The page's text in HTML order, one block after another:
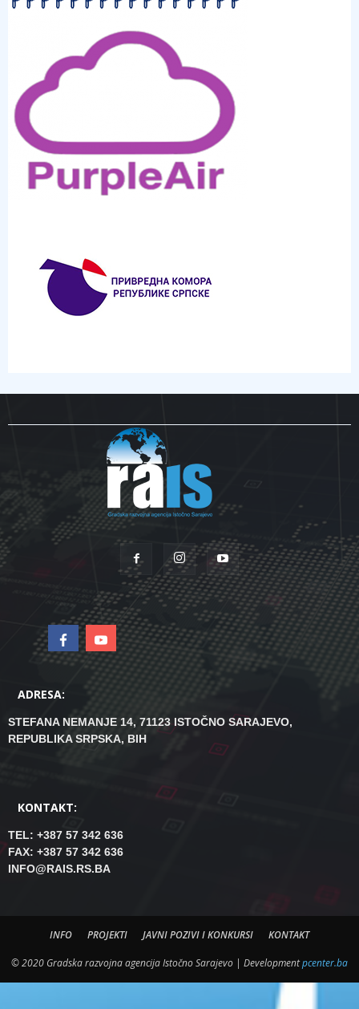
ADRESA:
STEFANA NEMANJE 14, 71123 ISTOČNO SARAJEVO,
REPUBLIKA SRPSKA, BIH
KONTAKT:
TEL: +387 57 342 636
FAX: +387 57 342 636
INFO@RAIS.RS.BA
INFO PROJEKTI JAVNI POZIVI I KONKURSI KONTAKT
© 2020 Gradska razvojna agencija Istočno Sarajevo | Developmentpcenter.ba